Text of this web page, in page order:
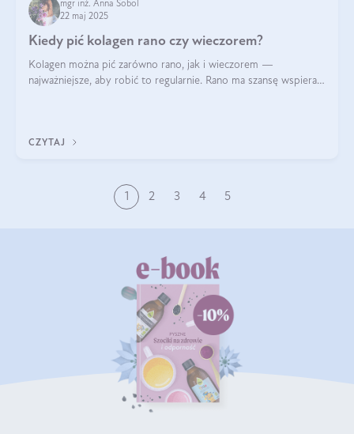
mgr inż. Anna Sobol
22 maj 2025
Kiedy pić kolagen rano czy wieczorem?
Kolagen można pić zarówno rano, jak i wieczorem —
najważniejsze, aby robić to regularnie. Rano ma szansę wspierać
CZYTAJ
1 2 3 4 5